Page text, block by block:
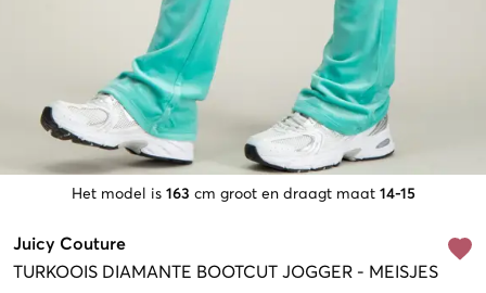
Het model is 163 cm groot en draagt maat 14-15
Juicy Couture
TURKOOIS DIAMANTE BOOTCUT JOGGER - MEISJES